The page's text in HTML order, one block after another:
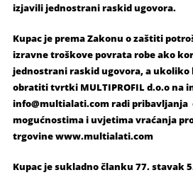
izjavili jednostrani raskid ugovora.
Kupac je prema Zakonu o zaštiti
izravne troškove povrata robe ako
jednostrani raskid ugovora, a ukoliko
obratiti tvrtki MULTIPROFIL d.o.o na
info@multialati.com radi pribavljanja
mogućnostima i uvjetima vraćanja
trgovine www.multialati.com
Kupac je sukladno članku 77. stavak